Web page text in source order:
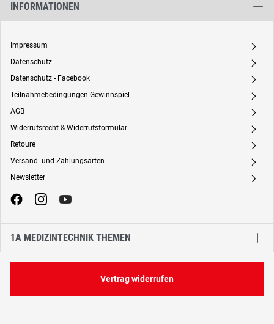
INFORMATIONEN
Impressum A
Datenschutz A
Datenschutz - Facebook A
Teilnahmebedingungen Gewinnspiel A
AGB A
Widerrufsrecht & Widerrufsformular A
Retoure A
Versand- und Zahlungsarten A
Newsletter A
1A MEDIZINTECHNIK THEMEN
Vertrag widerrufen